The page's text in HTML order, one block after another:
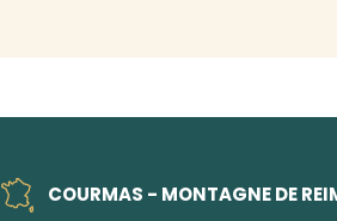
COURMAS - MONTAGNE DE